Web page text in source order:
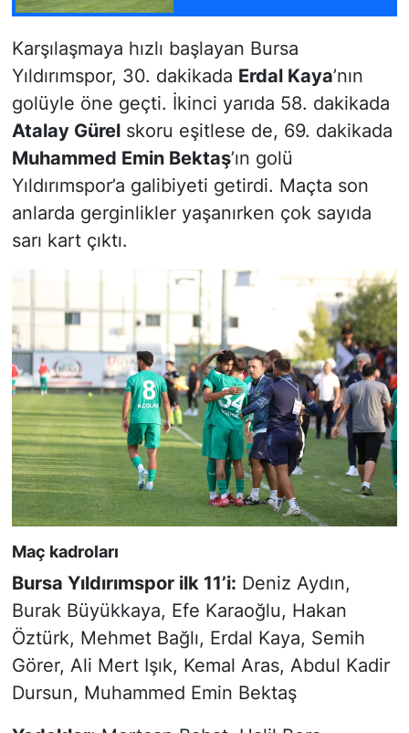
Karşılaşmaya hızlı başlayan Bursa
Yıldırımspor, 30. dakikada Erdal Kaya’nın
golüyle öne geçti. İkinci yarıda 58. dakikada
Atalay Gürelskoru eşitlese de, 69. dakikada
Muhammed Emin Bektaş’ın golü
Yıldırımspor’a galibiyeti getirdi. Maçta son
anlarda gerginlikler yaşanırken çok sayıda
sarı kart çıktı.
Maç kadroları
Bursa Yıldırımspor ilk 11’i: Deniz Aydın,
Burak Büyükkaya, Efe Karaoğlu, Hakan
Öztürk, Mehmet Bağlı, Erdal Kaya, Semih
Görer, Ali Mert Işık, Kemal Aras, Abdul Kadir
Dursun, Muhammed Emin Bektaş